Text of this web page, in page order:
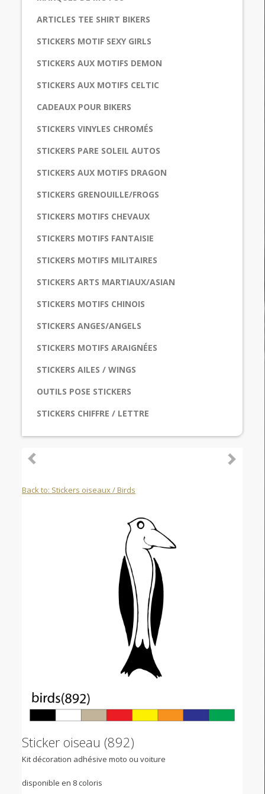
ARTICLES TEE SHIRT BIKERS
STICKERS MOTIF SEXY GIRLS
STICKERS AUX MOTIFS DEMON
STICKERS AUX MOTIFS CELTIC
CADEAUX POUR BIKERS
STICKERS VINYLES CHROMÉS
STICKERS PARE SOLEIL AUTOS
STICKERS AUX MOTIFS DRAGON
STICKERS GRENOUILLE/FROGS
STICKERS MOTIFS CHEVAUX
STICKERS MOTIFS FANTAISIE
STICKERS MOTIFS MILITAIRES
STICKERS ARTS MARTIAUX/ASIAN
STICKERS MOTIFS CHINOIS
STICKERS ANGES/ANGELS
STICKERS MOTIFS ARAIGNÉES
STICKERS AILES / WINGS
OUTILS POSE STICKERS
STICKERS CHIFFRE / LETTRE
Back to: Stickers oiseaux / Birds
Sticker oiseau (892)
Kit décoration adhésive moto ou voiture
disponible en 8 coloris